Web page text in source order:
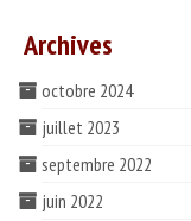
Notre offre
Catalogue des vins HT
Archives
octobre 2024
juillet 2023
septembre 2022
juin 2022